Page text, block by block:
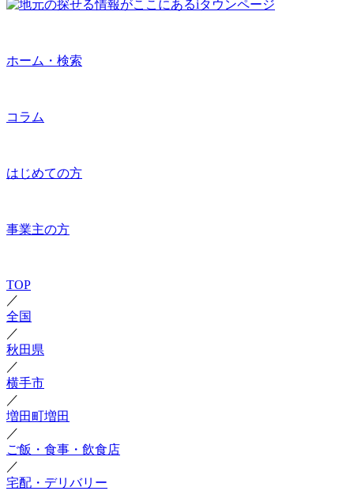
ホーム・検索
コラム
はじめての方
事業主の方
TOP
／
全国
／
秋田県
／
横手市
／
増田町増田
／
ご飯・食事・飲食店
／
宅配・デリバリー